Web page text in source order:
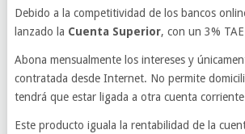
Debido a la competitividad de los bancos
lanzado la Cuenta Superior, con un 3%
Abona mensualmente los intereses y
contratada desde Internet. No permite
tendrá que estar ligada a otra cuenta
Este producto iguala la rentabilidad de la